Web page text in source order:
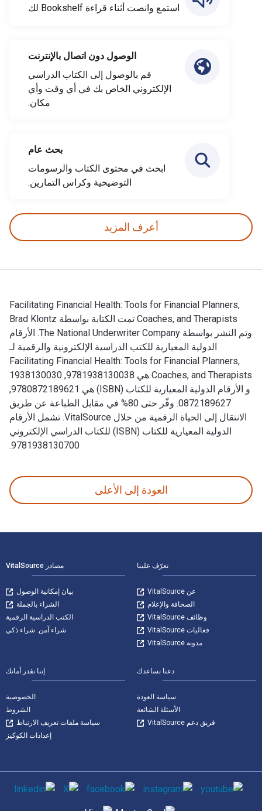
استمع وانصت أثناء قراءة Bookshelf لك
الوصول دون اتصال بالإنترنت
قم بالوصول إلى الكتاب الدراسي
الإلكتروني الخاص بك في أي وقت وأي
مكان.
بحث عام
ابحث في محتوى الكتاب والرسومات
التوضيحية وكراس التمارين.
أعرف المزيد
Facilitating Financial Health: Tools for Financial Planners,
Coaches, and Therapists تمت الكتابة بواسطة Brad Klontz
وتم النشر بواسطة The National Underwriter Company. الأرقام
الدولية المعيارية للكتب الدراسية الإلكترونية والرقمية لـ
Facilitating Financial Health: Tools for Financial Planners,
Coaches, and Therapists هي 9781938130038, 1938130030
و الأرقام الدولية المعيارية للكتاب (ISBN) هي 9780872189621,
0872189627. وفّر حتى 80% في مقابل الطباعة عن طريق
الانتقال إلى الحياة الرقمية من خلال VitalSource. تشمل الأرقام
الدولية المعيارية للكتاب (ISBN) للكتاب الدراسي الإلكتروني
9781938130700.
العودة إلى الأعلى
تعرّف علينا
عن VitalSource
الصحافة والإعلام
وظائف VitalSource
فعاليات VitalSource
مدونة VitalSource
مصادر VitalSource
بيان إمكانية الوصول
الشراء بالجملة
الكتب الدراسية الرقمية
شراء آمن. شراء ذكي
دعنا نساعدك
سياسة العودة
الأسئلة الشائعة
فريق دعم VitalSource
إننا نقدر أمانك
الخصوصية
الشروط
سياسة ملفات تعريف الارتباط
إعدادات الكوكيز
وسائل التواصل الاجتماعي